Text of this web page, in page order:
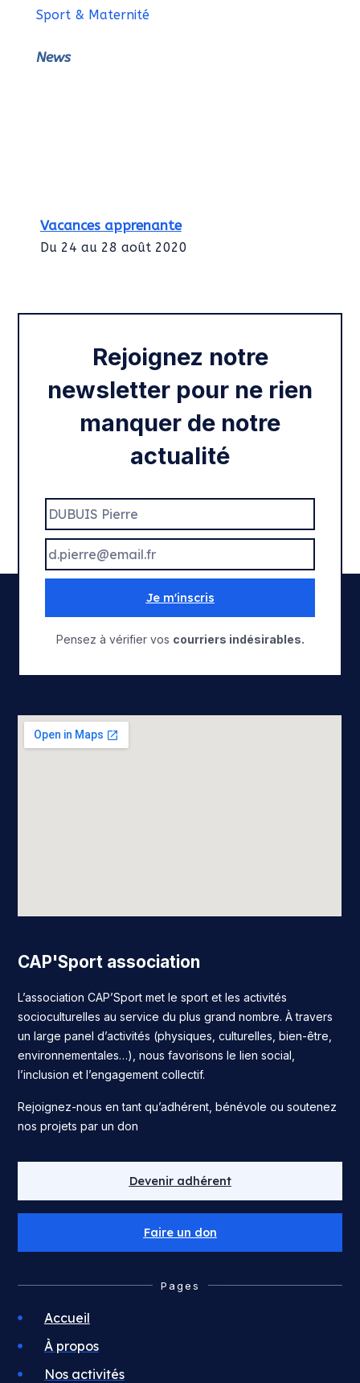
Sport & Maternité
News
Vacances apprenante
Du 24 au 28 août 2020
Rejoignez notre
newsletter pour ne rien
manquer de notre
actualité
Je m'inscris
Pensez à vérifier vos courriers indésirables.
CAP'Sport association
L’association CAP’Sport met le sport et les activités
socioculturelles au service du plus grand nombre. À travers
un large panel d’activités (physiques, culturelles, bien-être,
environnementales…), nous favorisons le lien social,
l’inclusion et l’engagement collectif.
Rejoignez-nous en tant qu’adhérent, bénévole ou soutenez
nos projets par un don
Devenir adhérent
Faire un don
Pages
Accueil
À propos
Nos activités